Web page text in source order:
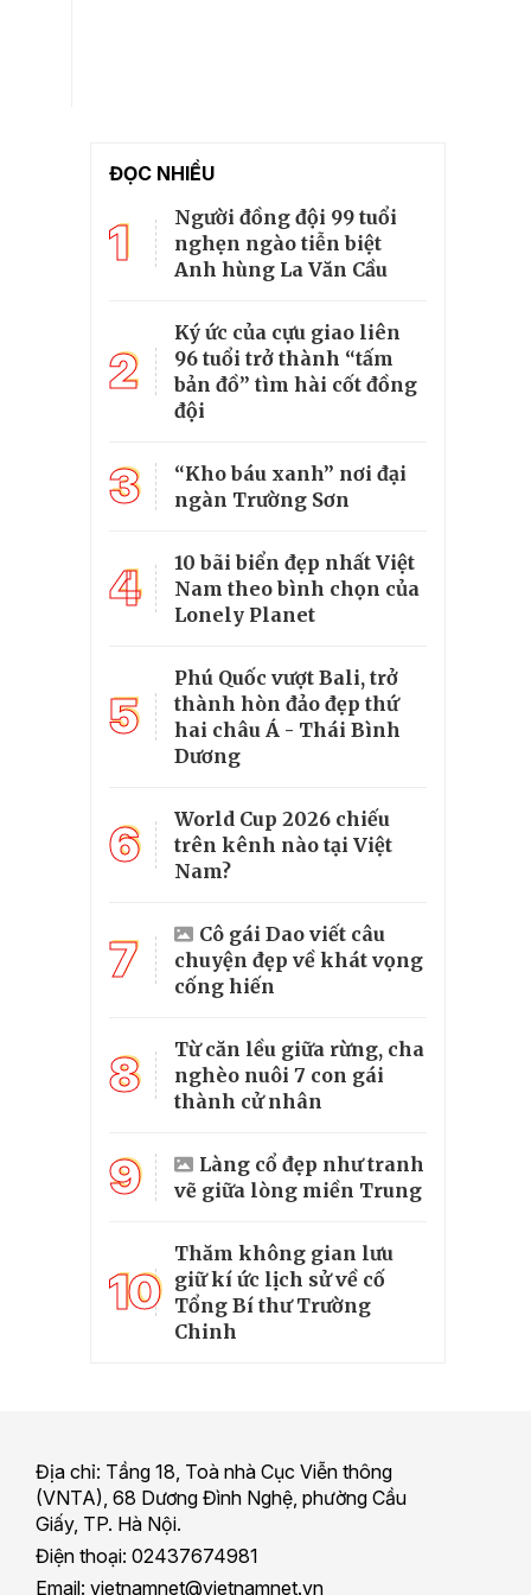
ĐỌC NHIỀU
1
Người đồng đội 99 tuổi
nghẹn ngào tiễn biệt
Anh hùng La Văn Cầu
2
Ký ức của cựu giao liên
96 tuổi trở thành “tấm
bản đồ” tìm hài cốt đồng
đội
3
“Kho báu xanh” nơi đại
ngàn Trường Sơn
4
10 bãi biển đẹp nhất Việt
Nam theo bình chọn của
Lonely Planet
5
Phú Quốc vượt Bali, trở
thành hòn đảo đẹp thứ
hai châu Á - Thái Bình
Dương
6
World Cup 2026 chiếu
trên kênh nào tại Việt
Nam?
7
Cô gái Dao viết câu
chuyện đẹp về khát vọng
cống hiến
8
Từ căn lều giữa rừng, cha
nghèo nuôi 7 con gái
thành cử nhân
9
Làng cổ đẹp như tranh
vẽ giữa lòng miền Trung
10
Thăm không gian lưu
giữ kí ức lịch sử về cố
Tổng Bí thư Trường
Chinh
Địa chỉ: Tầng 18, Toà nhà Cục Viễn thông
(VNTA), 68 Dương Đình Nghệ, phường Cầu
Giấy, TP. Hà Nội.
Điện thoại: 02437674981
Email: vietnamnet@vietnamnet.vn